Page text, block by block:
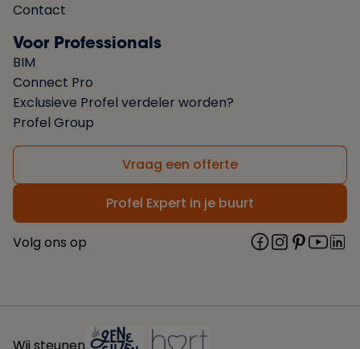
Contact
Voor Professionals
BIM
Connect Pro
Exclusieve Profel verdeler worden?
Profel Group
Vraag een offerte
Profel Expert in je buurt
Volg ons op
Wij steunen